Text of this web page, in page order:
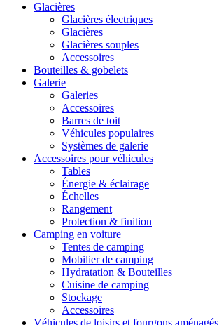
Glacières
Glacières électriques
Glacières
Glacières souples
Accessoires
Bouteilles & gobelets
Galerie
Galeries
Accessoires
Barres de toit
Véhicules populaires
Systèmes de galerie
Accessoires pour véhicules
Tables
Énergie & éclairage
Échelles
Rangement
Protection & finition
Camping en voiture
Tentes de camping
Mobilier de camping
Hydratation & Bouteilles
Cuisine de camping
Stockage
Accessoires